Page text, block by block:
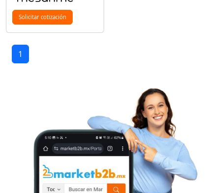
Solicitar cotización
1